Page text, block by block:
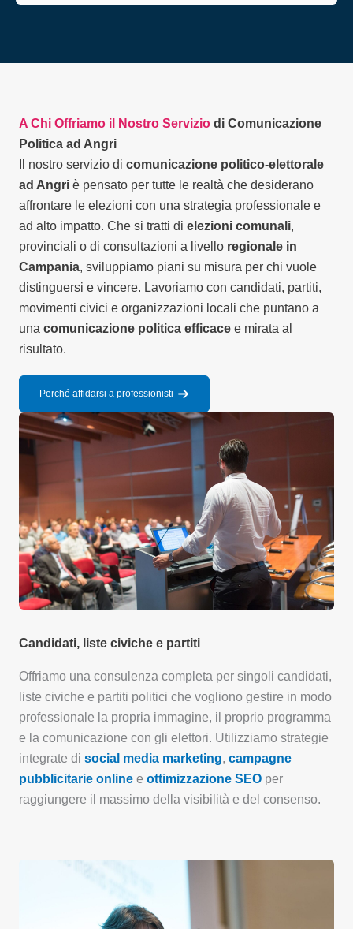
A Chi Offriamo il Nostro Servizio di Comunicazione
Politica ad Angri
Il nostro servizio di comunicazione politico-elettorale
ad Angri è pensato per tutte le realtà che desiderano
affrontare le elezioni con una strategia professionale e
ad alto impatto. Che si tratti di elezioni comunali,
provinciali o di consultazioni a livello regionale in
Campania, sviluppiamo piani su misura per chi vuole
distinguersi e vincere. Lavoriamo con candidati, partiti,
movimenti civici e organizzazioni locali che puntano a
una comunicazione politica efficace e mirata al
risultato.
Perché affidarsi a professionisti
Candidati, liste civiche e partiti
Offriamo una consulenza completa per singoli candidati,
liste civiche e partiti politici che vogliono gestire in modo
professionale la propria immagine, il proprio programma
e la comunicazione con gli elettori. Utilizziamo strategie
integrate di social media marketing, campagne
pubblicitarie online e ottimizzazione SEO per
raggiungere il massimo della visibilità e del consenso.